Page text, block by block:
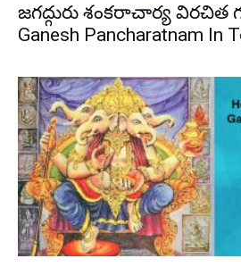
జగద్గురు శంకరాచార్య విరచిత
Ganesh Pancharatnam In